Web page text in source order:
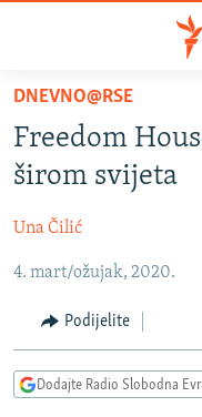
Pređite
glavni
sadržaj
na
navigaciju
Pređite
pretragu
BOSNA I HERCEGOVINA
KOSOVO
CRNA GORA
VIZUELNO
FOTOGALERIJE
PODCASTI
RAT U UKRAJINI
DNEVNO@RSE
Freedom
širom svijeta
Una Čilić
4. mart/ožujak, 2020.
Podijelite
Dodajte Radio Slobodna